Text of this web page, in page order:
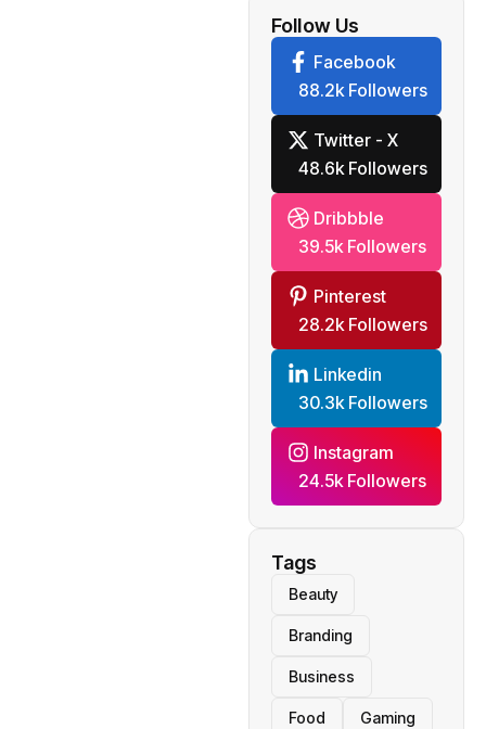
et
Amazones
Follow Us
Facebook
88.2k Followers
Twitter - X
48.6k Followers
Dribbble
39.5k Followers
Pinterest
28.2k Followers
Linkedin
30.3k Followers
Instagram
24.5k Followers
Tags
Beauty
Branding
Business
Food Gaming